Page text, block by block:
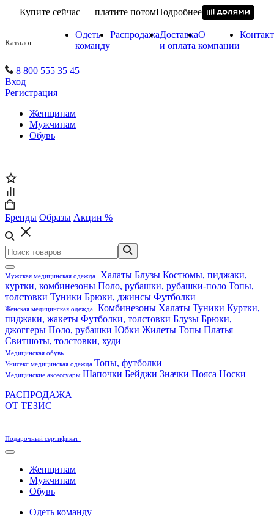
Купите сейчас — платите потомПодробнее
Каталог
Одеть
команду
РаспродажаДоставка
и оплата
О
компании
8 800 555 35 45
Вход
Регистрация
Женщинам
Мужчинам
Обувь
Бренды Образы Акции %
Мужская медицинская одежда Халаты Блузы Костюмы, пиджаки,
куртки, комбинезоны Поло, рубашки, рубашки-поло Топы,
толстовки Туники Брюки, джинсы Футболки
Женская медицинская одежда Комбинезоны Халаты Туники Куртки,
пиджаки, жакеты Футболки, толстовки Блузы Брюки,
джоггеры Поло, рубашки Юбки Жилеты Топы Платья
Свитшоты, толстовки, худи
Медицинская обувь
Унисекс медицинская одежда Топы, футболки
Медицинские аксессуары Шапочки Бейджи Значки Пояса Носки
РАСПРОДАЖА
ОТ ТЕЗИС
Подарочный сертификат
Женщинам
Мужчинам
Обувь
Одеть команду